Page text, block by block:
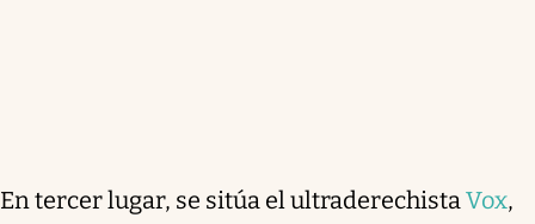
En tercer lugar, se sitúa el ultraderechistaVox,